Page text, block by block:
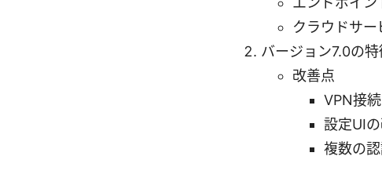
クラウドサ
バージョン7.0の
改善点
VPN接
設定UI
複数の